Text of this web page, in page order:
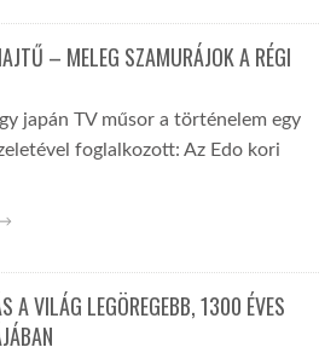
– MELEG SZAMURÁJOK A RÉGI
japán TV műsor a történelem egy
foglalkozott: Az Edo kori
→
A VILÁG LEGÖREGEBB, 1300 ÉVES